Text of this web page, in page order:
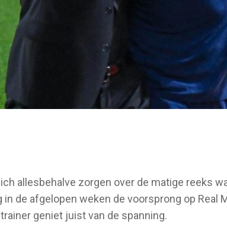
allesbehalve zorgen over de matige reeks
de afgelopen weken de voorsprong op Real
geniet juist van de spanning.